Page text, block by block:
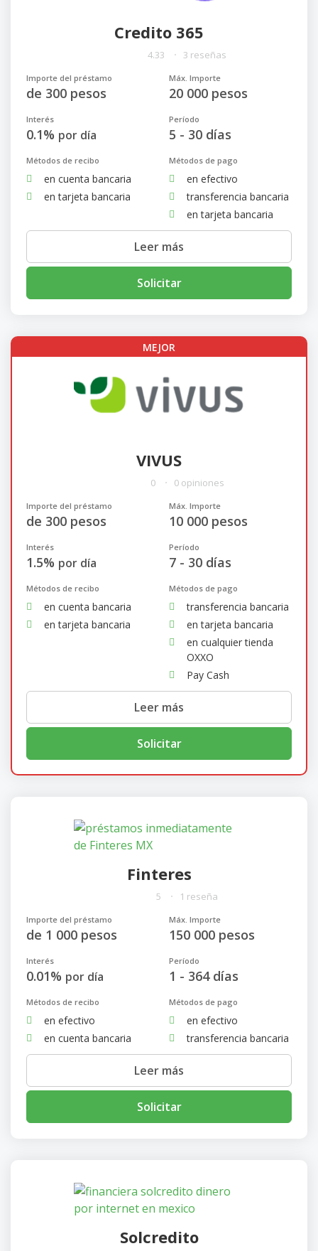
Credito 365
4.33 3 reseñas
Importe del préstamo
de 300 pesos
Máx. Importe
20 000 pesos
Interés
0.1% por día
Período
5 - 30 días
Métodos de recibo
en cuenta bancaria
en tarjeta bancaria
Métodos de pago
en efectivo
transferencia bancaria
en tarjeta bancaria
Leer más
Solicitar
MEJOR
VIVUS
0 0 opiniones
Importe del préstamo
de 300 pesos
Máx. Importe
10 000 pesos
Interés
1.5% por día
Período
7 - 30 días
Métodos de recibo
en cuenta bancaria
en tarjeta bancaria
Métodos de pago
transferencia bancaria
en tarjeta bancaria
en cualquier tienda
OXXO
Pay Cash
Leer más
Solicitar
Finteres
5 1 reseña
Importe del préstamo
de 1 000 pesos
Máx. Importe
150 000 pesos
Interés
0.01% por día
Período
1 - 364 días
Métodos de recibo
en efectivo
en cuenta bancaria
Métodos de pago
en efectivo
transferencia bancaria
Leer más
Solicitar
Solcredito